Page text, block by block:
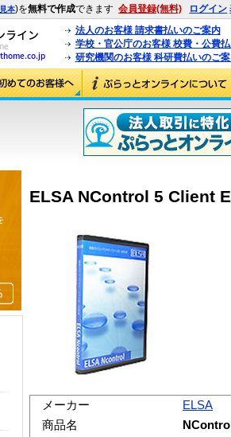
見本)を無料で作成できます 会員登録(無料) ログイン
法人のお客様 請求書払いのご案内
学校・官公庁のお客様 校費・公費
研究機関のお客様 科研費払いのご
ELSA NControl 5 Client
メーカー
ELSA
商品名